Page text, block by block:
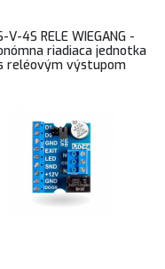
V-4S RELE WIEGANG -
riadiaca jednotka
reléovým výstupom